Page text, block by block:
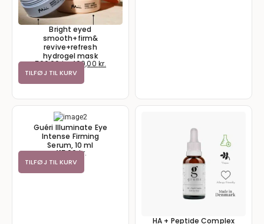
Bright eyed
smooth+firm&
revive+refresh
hydrogel mask
500,00kr.400,00 kr.
TILFØJ TIL KURV
Guéri Illuminate Eye
Intense Firming
Serum, 10 ml
415,00kr.
TILFØJ TIL KURV
HA + Peptide Complex